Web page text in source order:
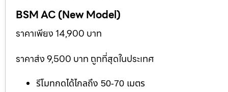
BSM AC (New Model)
ราคาเพียง 14,900 บาท
ราคาส่ง 9,500 บาท ถูกที่สุดในประเทศ
รีโมทกดได้ไกลถึง 50-70 เมตร